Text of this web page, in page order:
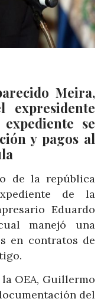
Meira,
expresidente
se
y pagos al
de la república
de la
Eduardo
manejó una
en contratos de
OEA, Guillermo
del